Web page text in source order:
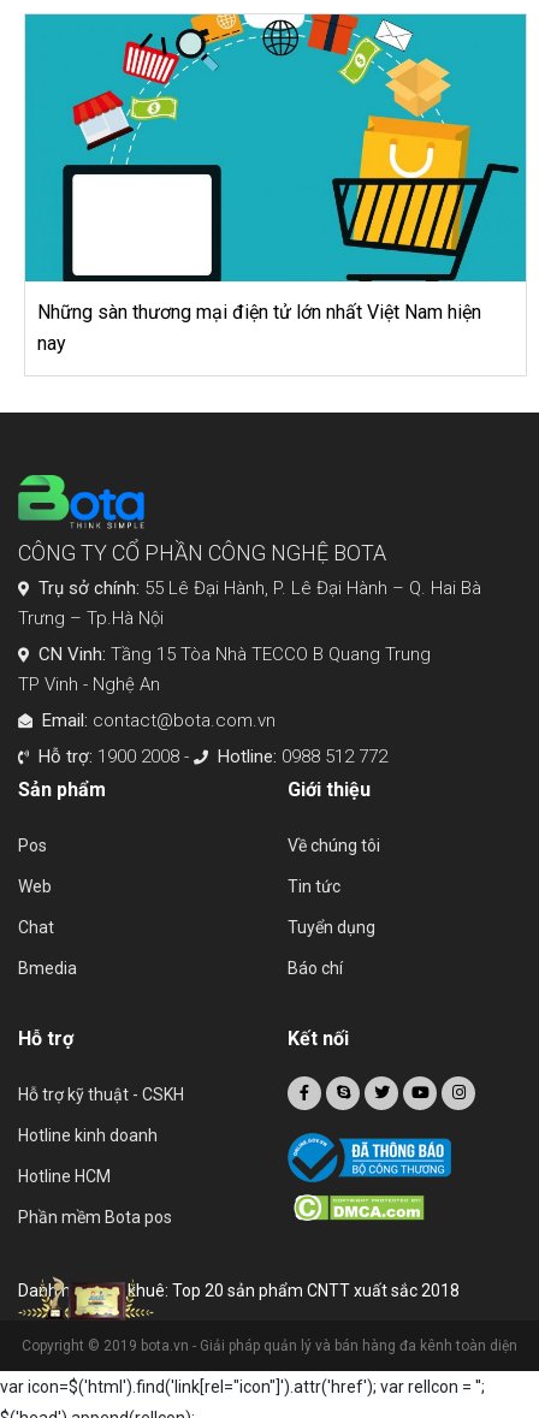
Những sàn thương mại điện tử lớn nhất Việt Nam hiện
nay
CÔNG TY CỔ PHẦN CÔNG NGHỆ BOTA
Trụ sở chính: 55 Lê Đại Hành, P. Lê Đại Hành – Q. Hai Bà
Trưng – Tp.Hà Nội
CN Vinh: Tầng 15 Tòa Nhà TECCO B Quang Trung
TP Vinh - Nghệ An
Email: contact@bota.com.vn
Hỗ trợ: 1900 2008 - Hotline: 0988 512 772
Sản phẩm
Pos
Web
Chat
Bmedia
Giới thiệu
Về chúng tôi
Tin tức
Tuyển dụng
Báo chí
Hỗ trợ
Hỗ trợ kỹ thuật - CSKH
Hotline kinh doanh
Hotline HCM
Phần mềm Bota pos
Kết nối
Danh hiệu sao khuê: Top 20 sản phẩm CNTT xuất sắc 2018
Copyright © 2019 bota.vn - Giải pháp quản lý và bán hàng đa kênh toàn diện
var icon=$('html').find('link[rel="icon"]').attr('href'); var relIcon = '';